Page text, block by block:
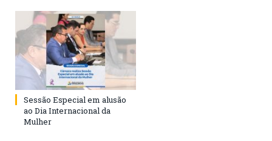
Sessão Especial em alusão
ao Dia Internacional da
Mulher